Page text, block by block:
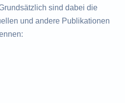
sind dabei die
und andere Publikationen